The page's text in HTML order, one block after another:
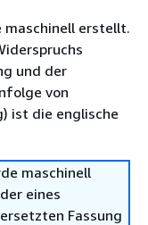
maschinell erstellt.
und der
von
ist die englische
maschinell
eines
Fassung